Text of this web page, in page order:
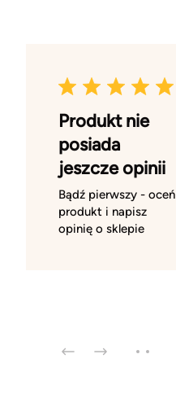
Produkt nie
posiada
jeszcze opinii
Bądź pierwszy - oceń
produkt i napisz
opinię o sklepie